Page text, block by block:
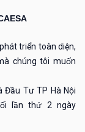
triển toàn diện,
chúng tôi muốn
Đầu Tư TP Hà Nội
lần thứ 2 ngày